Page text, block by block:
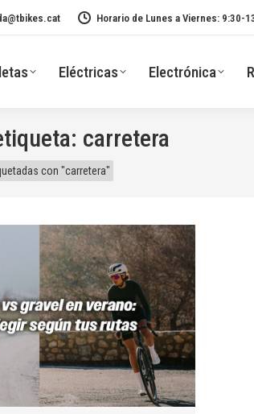
Horario de Lunes a Viernes: 9:30-
Eléctricas Electrónica
carretera
con "carretera"